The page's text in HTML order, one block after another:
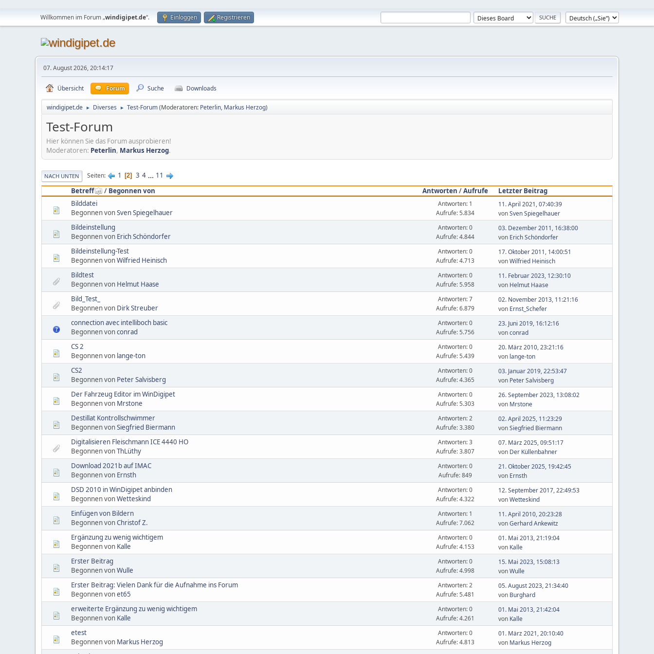
Willkommen im Forum „windigipet.de“. Einloggen Registrieren
07. August 2026, 20:14:17
Übersicht Forum Suche Downloads
windigipet.de ► Diverses ► Test-Forum(Moderatoren: Peterlin, Markus Herzog)
Test-Forum
Hier können Sie das Forum ausprobieren!
Moderatoren: Peterlin, Markus Herzog.
NACH UNTEN Seiten 1 2 3 4 ... 11
Betreff
/ Begonnen von Antworten /Aufrufe
Letzter Beitrag
Bilddatei
Begonnen vonSven Spiegelhauer
Antworten: 1
Aufrufe: 5.834
11. April 2021, 07:40:39
vonSven Spiegelhauer
Bildeinstellung
Begonnen von Erich Schöndorfer
Antworten: 0
Aufrufe: 4.844
03. Dezember 2011, 16:38:00
von Erich Schöndorfer
Bildeinstellung-Test
Begonnen vonWilfried Heinisch
Antworten: 0
Aufrufe: 4.713
17. Oktober 2011, 14:00:51
vonWilfried Heinisch
Bildtest
Begonnen von Helmut Haase
Antworten: 0
Aufrufe: 5.958
11. Februar 2023, 12:30:10
von Helmut Haase
Bild_Test_
Begonnen von Dirk Streuber
Antworten: 7
Aufrufe: 6.879
02. November 2013, 11:21:16
von Ernst_Schefer
connection avec intelliboch basic
Begonnen vonconrad
Antworten: 0
Aufrufe: 5.756
23. Juni 2019, 16:12:16
vonconrad
CS 2
Begonnen von lange-ton
Antworten: 0
Aufrufe: 5.439
20. März 2010, 23:21:16
von lange-ton
CS2
Begonnen von Peter Salvisberg
Antworten: 0
Aufrufe: 4.365
03. Januar 2019, 22:53:47
von Peter Salvisberg
Der Fahrzeug Editor im WinDigipet
Begonnen von Mrstone
Antworten: 0
Aufrufe: 5.303
26. September 2023, 13:08:02
von Mrstone
Destillat Kontrollschwimmer
Begonnen vonSiegfried Biermann
Antworten: 2
Aufrufe: 3.380
02. April 2025, 11:23:29
vonSiegfried Biermann
Digitalisieren Fleischmann ICE 4440 HO
Begonnen vonThLüthy
Antworten: 3
Aufrufe: 3.807
07. März 2025, 09:51:17
von Der Küllenbahner
Download 2021b auf IMAC
Begonnen von Ernsth
Antworten: 0
Aufrufe: 849
21. Oktober 2025, 19:42:45
von Ernsth
DSD 2010 in WinDigipet anbinden
Begonnen vonWetteskind
Antworten: 0
Aufrufe: 4.322
12. September 2017, 22:49:53
vonWetteskind
Einfügen von Bildern
Begonnen vonChristof Z.
Antworten: 1
Aufrufe: 7.062
11. April 2010, 20:23:28
vonGerhard Ankewitz
Ergänzung zu wenig wichtigem
Begonnen von Kalle
Antworten: 0
Aufrufe: 4.153
01. Mai 2013, 21:19:04
von Kalle
Erster Beitrag
Begonnen vonWulle
Antworten: 0
Aufrufe: 4.998
15. Mai 2023, 15:08:13
vonWulle
Erster Beitrag: Vielen Dank für die Aufnahme ins Forum
Begonnen vonet65
Antworten: 2
Aufrufe: 5.481
05. August 2023, 21:34:40
von Burghard
erweiterte Ergänzung zu wenig wichtigem
Begonnen von Kalle
Antworten: 0
Aufrufe: 4.261
01. Mai 2013, 21:42:04
von Kalle
etest
Begonnen von Markus Herzog
Antworten: 0
Aufrufe: 4.813
01. März 2021, 20:10:40
von Markus Herzog